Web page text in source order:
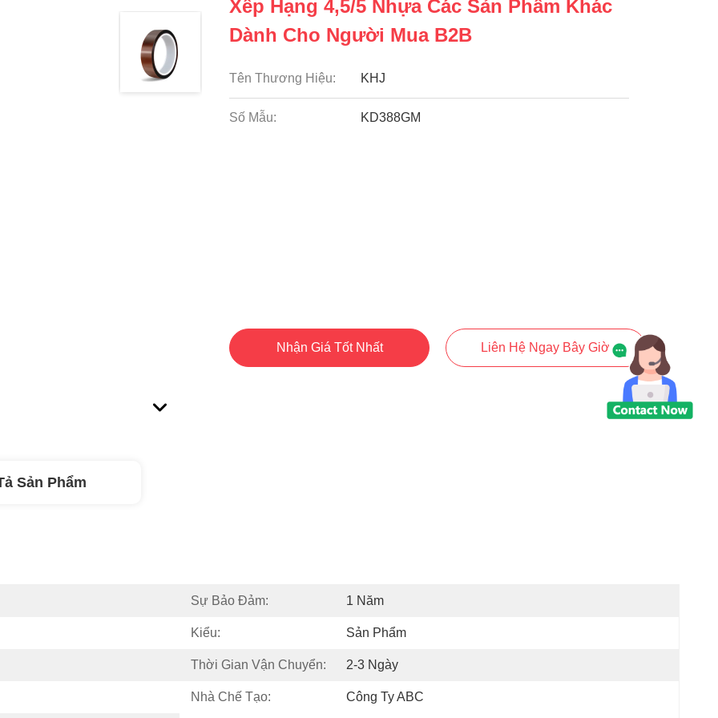
Xếp Hạng 4,5/5 Nhựa Các Sản Phẩm Khác
Dành Cho Người Mua B2B
Tên Thương Hiệu: KHJ
Số Mẫu: KD388GM
Nhận Giá Tốt Nhất Liên Hệ Ngay Bây Giờ
Sản Phẩm
Sự Bảo Đảm: 1 Năm
Kiểu: Sản Phẩm
Thời Gian Vận Chuyển: 2-3 Ngày
Nhà Chế Tạo: Công Ty ABC